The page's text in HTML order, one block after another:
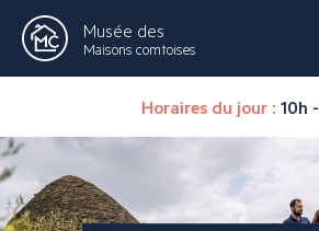
Musée des
Maisons comtoises
Horaires du jour : 10h